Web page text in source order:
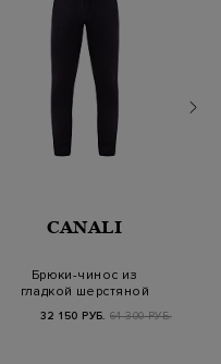
CANALI
Брюки-чинос из
гладкой шерстяной
32 150 РУБ. 64 300 РУБ.